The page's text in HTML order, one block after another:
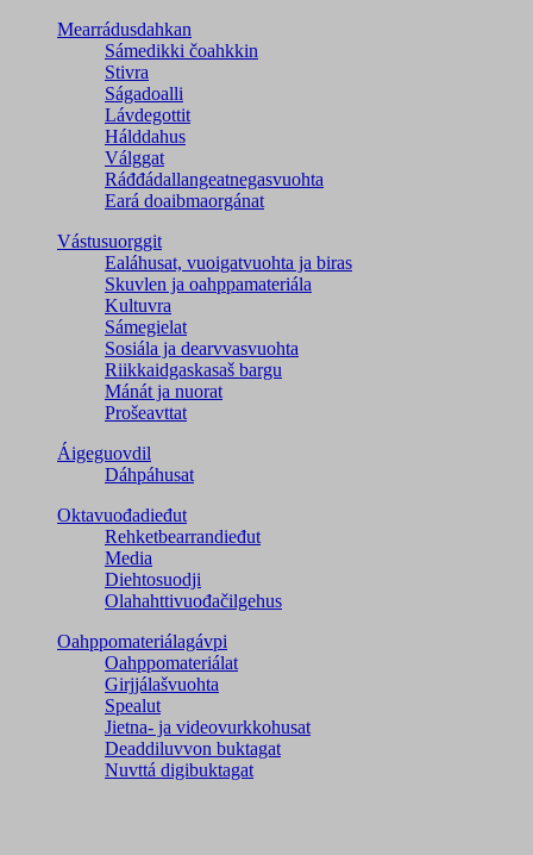
Mearrádusdahkan
Sámedikki čoahkkin
Stivra
Ságadoalli
Lávdegottit
Hálddahus
Válggat
Ráđđádallangeatnegas­vuohta
Eará doaibmaorgánat
Vástusuorggit
Ealáhusat, vuoigatvuohta ja biras
Skuvlen ja oahppamateriála
Kultuvra
Sámegielat
Sosiála ja dearvvasvuohta
Riikkaidgaskasaš bargu
Mánát ja nuorat
Prošeavttat
Áigeguovdil
Dáhpáhusat
Oktavuođadieđut
Rehketbearrandieđut
Media
Diehtosuodji
Olahahttivuođačilgehus
Oahppomateriálagávpi
Oahppomateriálat
Girjjálašvuohta
Spealut
Jietna- ja videovurkkohusat
Deaddiluvvon buktagat
Nuvttá digibuktagat